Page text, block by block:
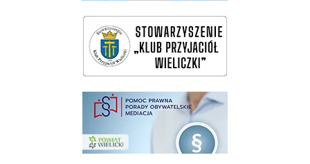
wieliczka-wieliczanie na bis
pomoc prawna wieliczka